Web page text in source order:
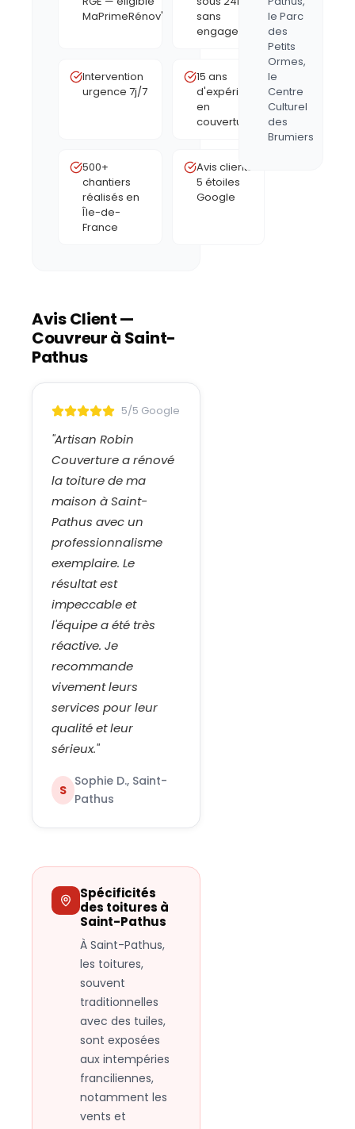
MaPrimeRénov'
sans
engagement
Intervention
urgence 7j/7
15 ans
d'expérience
en
couverture
500+
chantiers
réalisés en
Île-de-
France
Avis clients
5 étoiles
Google
Avis Client —
Couvreur à Saint-
Pathus
5/5 Google
"Artisan Robin
Couverture a rénové
la toiture de ma
maison à Saint-
Pathus avec un
professionnalisme
exemplaire. Le
résultat est
impeccable et
l'équipe a été très
réactive. Je
recommande
vivement leurs
services pour leur
qualité et leur
sérieux."
S
Sophie D., Saint-
Pathus
Spécificités
des toitures à
Saint-Pathus
À Saint-Pathus,
les toitures,
souvent
traditionnelles
avec des tuiles,
sont exposées
aux intempéries
franciliennes,
notamment les
vents et
le Parc
des
Petits
Ormes,
le
Centre
Culturel
des
Brumiers